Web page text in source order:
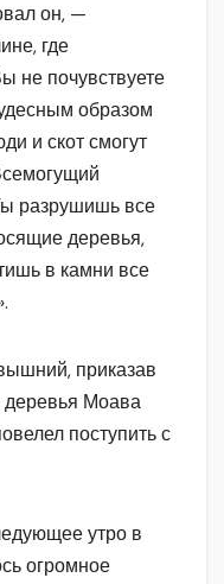
он, —
где
не почувствуете
образом
и скот смогут
разрушишь все
деревья,
в камни все
приказав
деревья Моава
поступить с
утро в
огромное